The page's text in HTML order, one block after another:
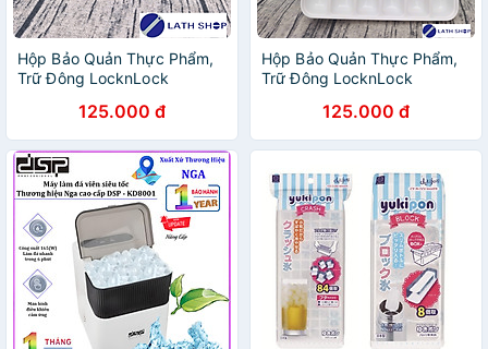
Hộp Bảo Quản Thực Phẩm,
Trữ Đông LocknLock
Viên Sản Xuất Hàn Quốc
-1.65L
125.000 đ
Hộp Bảo Quản Thực Phẩm,
Trữ Đông LocknLock
Viên Sản Xuất Hàn Quốc
-1.65L
125.000 đ